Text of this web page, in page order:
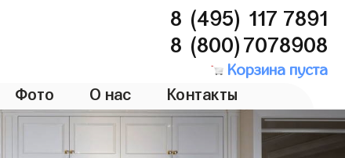
8 (495) 117 7891
8 (800)7078908
Корзина пуста
Фото О нас Контакты